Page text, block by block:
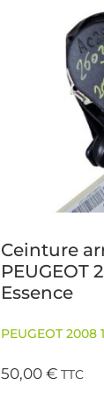
Ceinture
PEUGEOT
Essence
PEUGEOT 2008
50,00€ TTC